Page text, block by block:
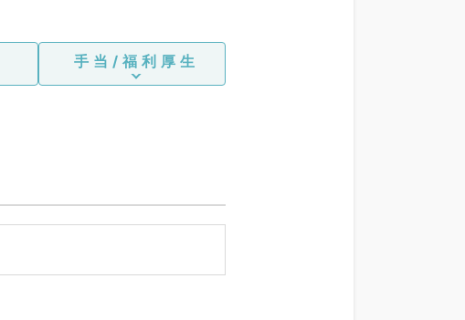
手当/福利厚生